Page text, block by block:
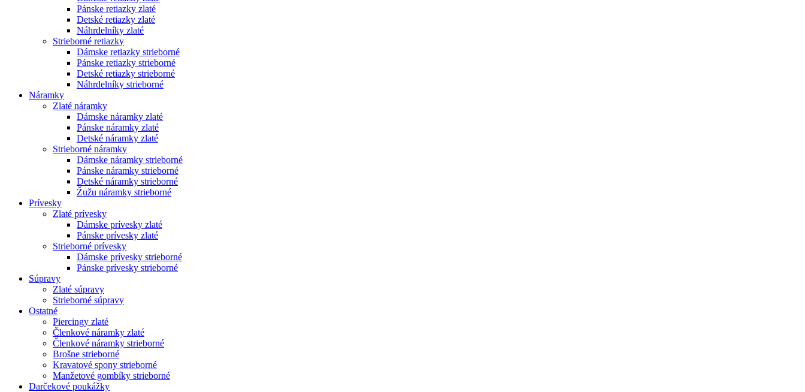
Pánske retiazky zlaté
Detské retiazky zlaté
Náhrdelníky zlaté
Strieborné retiazky
Dámske retiazky strieborné
Pánske retiazky strieborné
Detské retiazky strieborné
Náhrdelníky strieborné
Náramky
Zlaté náramky
Dámske náramky zlaté
Pánske náramky zlaté
Detské náramky zlaté
Strieborné náramky
Dámske náramky strieborné
Pánske náramky strieborné
Detské náramky strieborné
Žužu náramky strieborné
Prívesky
Zlaté prívesky
Dámske prívesky zlaté
Pánske prívesky zlaté
Strieborné prívesky
Dámske prívesky strieborné
Pánske prívesky strieborné
Súpravy
Zlaté súpravy
Strieborné súpravy
Ostatné
Piercingy zlaté
Členkové náramky zlaté
Členkové náramky strieborné
Brošne strieborné
Kravatové spony strieborné
Manžetové gombíky strieborné
Darčekové poukážky